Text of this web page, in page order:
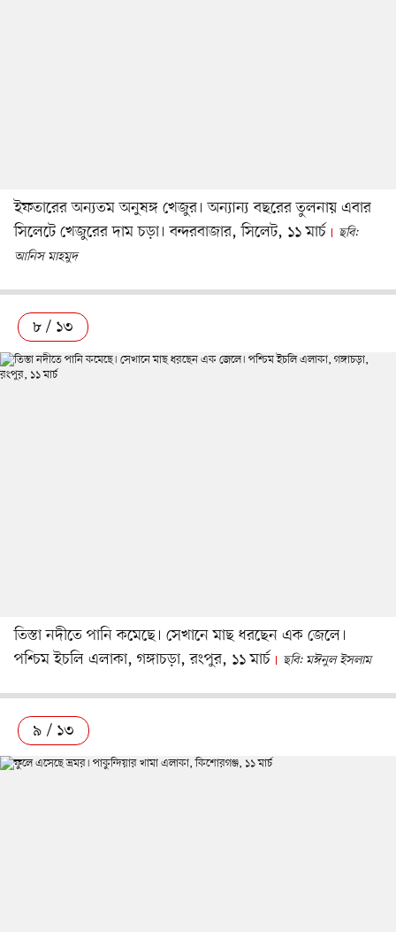
ইফতারের অন্যতম অনুষঙ্গ খেজুর। অন্যান্য বছরের তুলনায় এবার
সিলেটে খেজুরের দাম চড়া। বন্দরবাজার, সিলেট, ১১ মার্চ
ছবি:
আনিস মাহমুদ
৮ / ১৩
তিস্তা নদীতে পানি কমেছে। সেখানে মাছ ধরছেন এক জেলে।
পশ্চিম ইচলি এলাকা, গঙ্গাচড়া, রংপুর, ১১ মার্চ
ছবি: মঈনুল ইসলাম
৯ / ১৩